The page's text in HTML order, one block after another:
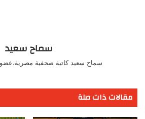
سماح سعيد
سماح سعيد كاتبة صحفية مصرية،عضو
مقالات ذات صلة